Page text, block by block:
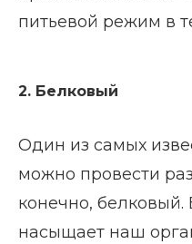
питьевой режим в
2. Белковый
Один из самых
можно провести
конечно, белковый.
насыщает наш